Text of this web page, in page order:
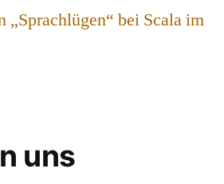
„Sprachlügen“ bei Scala im
uns